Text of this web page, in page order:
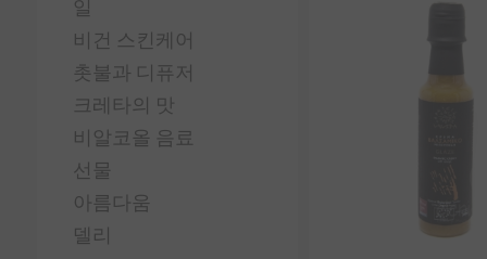
일
비건 스킨케어
촛불과 디퓨저
크레타의 맛
비알코올 음료
선물
아름다움
델리